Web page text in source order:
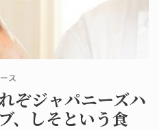
ス
ぞジャパニーズハ
、しそという食